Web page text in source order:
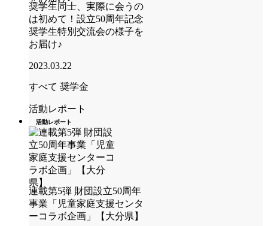
奨学生同士、実際に会うの
は初めて！設立50周年記念
奨学生特別交流会の様子を
お届け♪
2023.03.22
すべて 奨学金
活動レポート
活動レポート
連載第5弾 財団設立50周年
事業「児童家庭支援センタ
ーコラボ企画」【大分県】